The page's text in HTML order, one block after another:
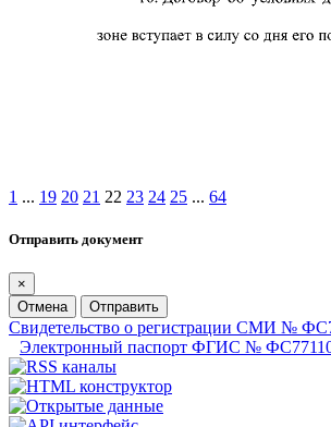
1 ... 19 20 21 22 23 24 25 ... 64
Отправить документ
×
Отмена
Отправить
Свидетельство о регистрации СМИ №
Электронный паспорт ФГИС №